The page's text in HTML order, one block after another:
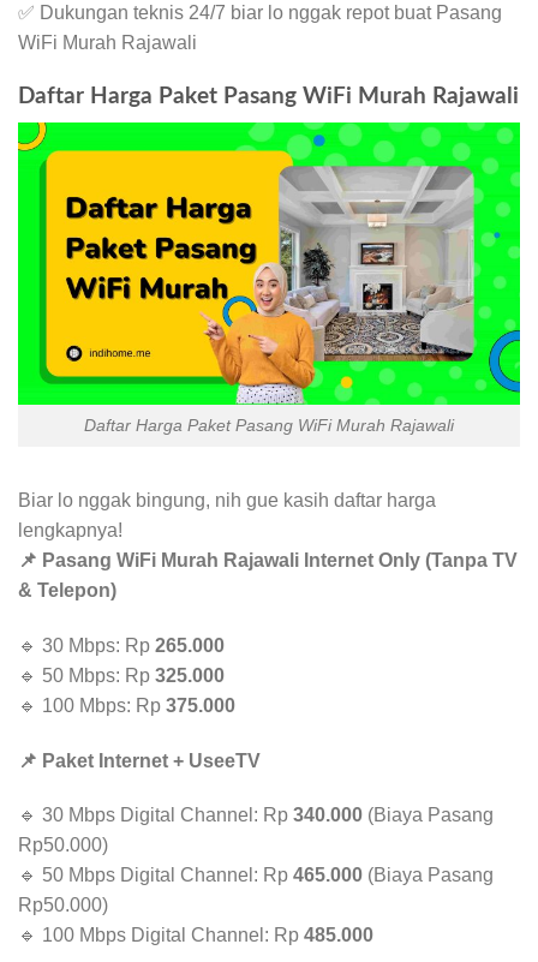
✅ Dukungan teknis 24/7 biar lo nggak repot buat Pasang
WiFi Murah Rajawali
Daftar Harga Paket Pasang WiFi Murah Rajawali
Daftar Harga Paket Pasang WiFi Murah Rajawali
Biar lo nggak bingung, nih gue kasih daftar harga
lengkapnya!
📌 Pasang WiFi Murah Rajawali Internet Only (Tanpa TV
& Telepon)
🔹 30 Mbps: Rp 265.000
🔹 50 Mbps: Rp 325.000
🔹 100 Mbps: Rp 375.000
📌 Paket Internet + UseeTV
🔹 30 Mbps Digital Channel: Rp 340.000 (Biaya Pasang
Rp50.000)
🔹 50 Mbps Digital Channel: Rp 465.000 (Biaya Pasang
Rp50.000)
🔹 100 Mbps Digital Channel: Rp 485.000